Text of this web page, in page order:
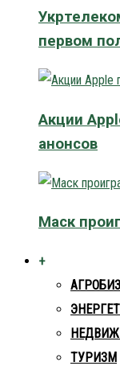
первом
Акции
анонсов
Маск
+
ТУРИЗМ